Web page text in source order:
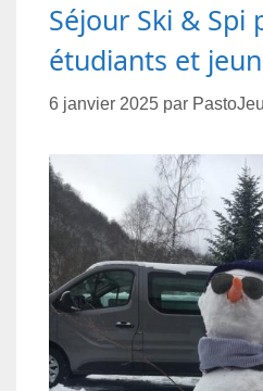
Séjour Ski & Spi
étudiants et
6 janvier 2025 par